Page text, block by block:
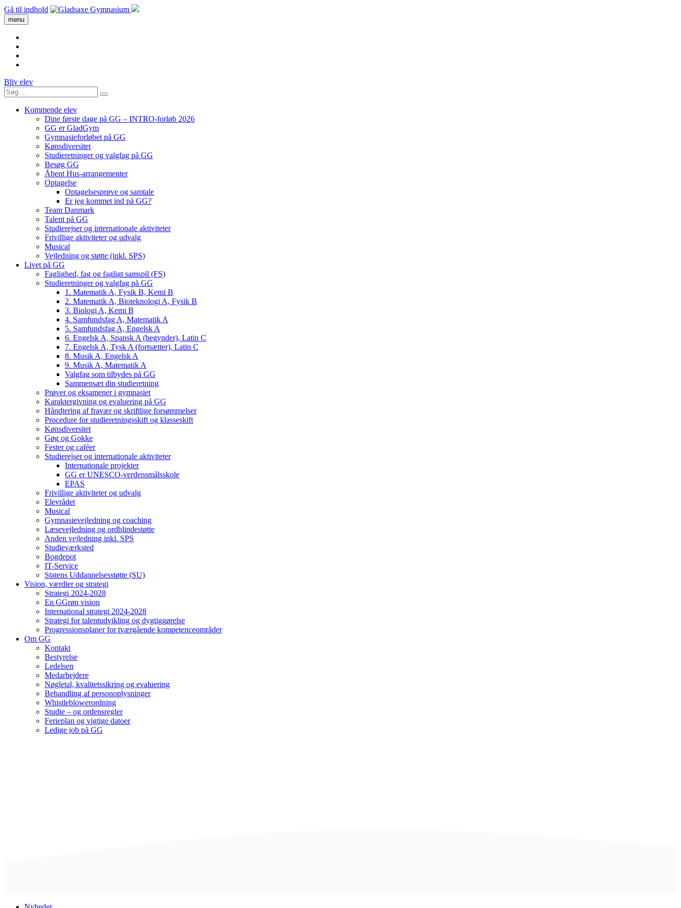
Gå til indhold
menu
Bliv elev
Kommende elev
Dine første dage på GG – INTRO-forløb 2026
GG er GladGym
Gymnasieforløbet på GG
Kønsdiversitet
Studieretninger og valgfag på GG
Besøg GG
Åbent Hus-arrangementer
Optagelse
Optagelsesprøve og samtale
Er jeg kommet ind på GG?
Team Danmark
Talent på GG
Studierejser og internationale aktiviteter
Frivillige aktiviteter og udvalg
Musical
Vejledning og støtte (inkl. SPS)
Livet på GG
Faglighed, fag og fagligt samspil (FS)
Studieretninger og valgfag på GG
1. Matematik A, Fysik B, Kemi B
2. Matematik A, Bioteknologi A, Fysik B
3. Biologi A, Kemi B
4. Samfundsfag A, Matematik A
5. Samfundsfag A, Engelsk A
6. Engelsk A, Spansk A (begynder), Latin C
7. Engelsk A, Tysk A (fortsætter), Latin C
8. Musik A, Engelsk A
9. Musik A, Matematik A
Valgfag som tilbydes på GG
Sammensæt din studieretning
Prøver og eksamener i gymnasiet
Karaktergivning og evaluering på GG
Håndtering af fravær og skriftlige forsømmelser
Procedure for studieretningsskift og klasseskift
Kønsdiversitet
Gøg og Gokke
Fester og caféer
Studierejser og internationale aktiviteter
Internationale projekter
GG er UNESCO-verdensmålsskole
EPAS
Frivillige aktiviteter og udvalg
Elevrådet
Musical
Gymnasievejledning og coaching
Læsevejledning og ordblindestøtte
Anden vejledning inkl. SPS
Studieværksted
Bogdepot
IT-Service
Statens Uddannelsesstøtte (SU)
Vision, værdier og strategi
Strategi 2024-2028
En GGrøn vision
International strategi 2024-2028
Strategi for talentudvikling og dygtiggørelse
Progressionsplaner for tværgående kompetenceområder
Om GG
Kontakt
Bestyrelse
Ledelsen
Medarbejdere
Nøgletal, kvalitetssikring og evaluering
Behandling af personoplysninger
Whistleblowerordning
Studie – og ordensregler
Ferieplan og vigtige datoer
Ledige job på GG